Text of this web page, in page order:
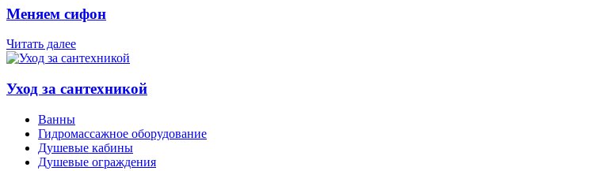
Меняем сифон
Читать далее
Уход за сантехникой
Ванны
Гидромассажное оборудование
Душевые кабины
Душевые ограждения